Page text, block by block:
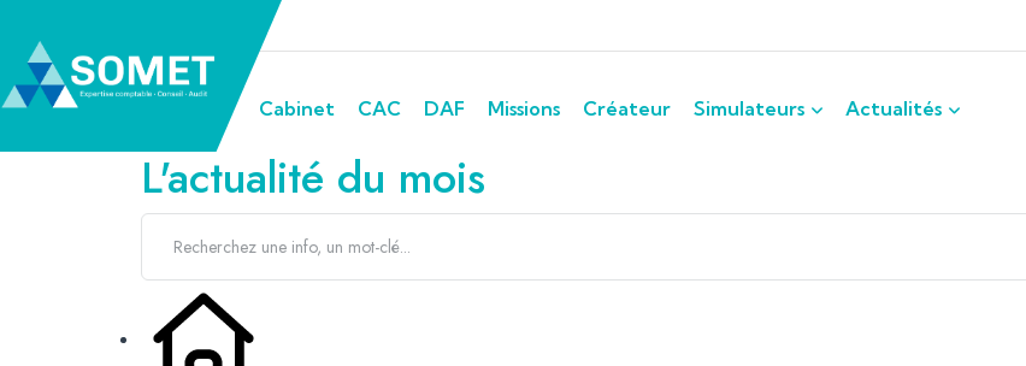
Cabinet CAC DAF Missions Créateur Simulateurs Actualités
L'actualité du mois